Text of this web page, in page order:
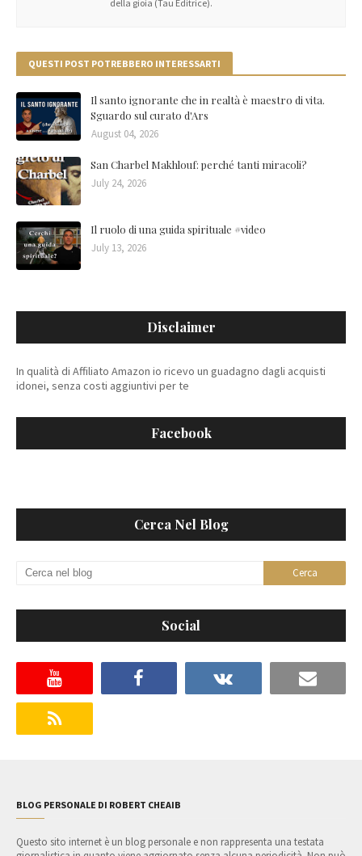
della gioia (Tau Editrice).
QUESTI POST POTREBBERO INTERESSARTI
Il santo ignorante che in realtà è maestro di vita.
Sguardo sul curato d'Ars
August 04, 2026
San Charbel Makhlouf: perché tanti miracoli?
July 24, 2026
Il ruolo di una guida spirituale #video
July 13, 2026
Disclaimer
In qualità di Affiliato Amazon io ricevo un guadagno dagli acquisti
idonei, senza costi aggiuntivi per te
Facebook
Cerca Nel Blog
Social
BLOG PERSONALE DI ROBERT CHEAIB
Questo sito internet è un blog personale e non rappresenta una testata